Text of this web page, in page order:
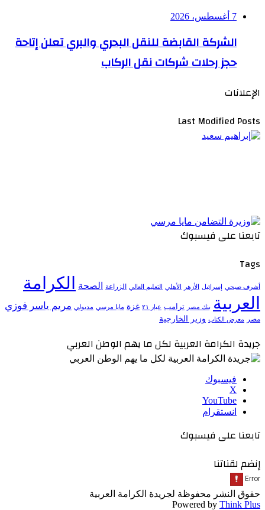
7 أغسطس، 2026
الشركة القابضة للنقل البحري والبري تعلن إتاحة
حجز رحلات شركات نقل الركاب
الإعلانات
Last Modified Posts
تابعنا على فيسبوك
Tags
أشرف صبحي إسرائيل الأزهر الأهلي التعليم العالي الزراعة الصحة
الكرامة
العربية
بنك مصر ترامب عيار ٢١ غزة مايا مرسي مدبولي مريم ياسر فوزي
مصر معرض الكتاب وزير الخارجية
جريدة الكرامة العربية لكل ما يهم الوطن العربي
فيسبوك
‫X
‫YouTube
انستقرام
تابعنا على فيسبوك
إنضم لقناتنا
حقوق النشر محفوظة لجريدة الكرامة العربية
Powered by Think Plus